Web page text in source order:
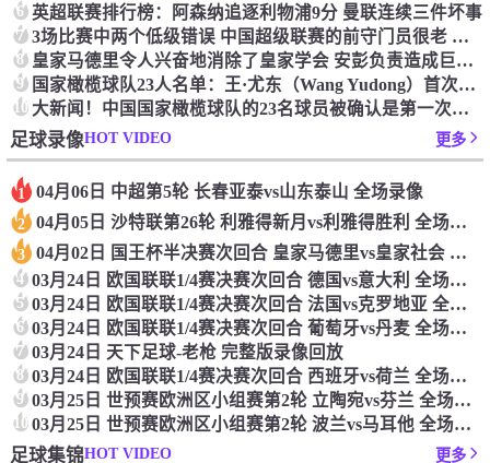
6 英超联赛排行榜：阿森纳追逐利物浦9分 曼联连续三件坏事
7 3场比赛中两个低级错误 中国超级联赛的前守门员很老 是时候让位了 最好的继任者出现
8 皇家马德里令人兴奋地消除了皇家学会 安彭负责造成巨大的灾难！
9 国家橄榄球队23人名单：王·尤东（Wang Yudong）首次被选为第11名 塞吉尼奥（Serginho）在名单上
10 大新闻！中国国家橄榄球队的23名球员被确认是第一次进入阵容
足球录像HOT VIDEO 更多
1 04月06日 中超第5轮 长春亚泰vs山东泰山 全场录像
2 04月05日 沙特联第26轮 利雅得新月vs利雅得胜利 全场录像
3 04月02日 国王杯半决赛次回合 皇家马德里vs皇家社会 全场录像
4 03月24日 欧国联联1/4赛决赛次回合 德国vs意大利 全场录像回放
5 03月24日 欧国联联1/4赛决赛次回合 法国vs克罗地亚 全场录像回放
6 03月24日 欧国联联1/4赛决赛次回合 葡萄牙vs丹麦 全场录像回放
7 03月24日 天下足球-老枪 完整版录像回放
8 03月24日 欧国联联1/4赛决赛次回合 西班牙vs荷兰 全场录像回放
9 03月25日 世预赛欧洲区小组赛第2轮 立陶宛vs芬兰 全场录像回放
10 03月25日 世预赛欧洲区小组赛第2轮 波兰vs马耳他 全场录像回放
足球集锦HOT VIDEO 更多